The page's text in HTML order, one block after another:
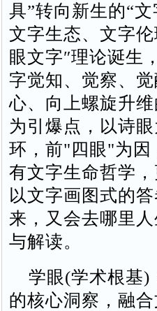
具”转向新生的“
文字生态、文字
眼文字″理论诞生
字觉知、觉察、
心、向上螺旋升
为引爆点，以诗
环，前"四眼"为
有文字生命哲学
以文字画图式的
来，又会去哪里
与解读。
学眼‌(学术根基)
的核心洞察，融